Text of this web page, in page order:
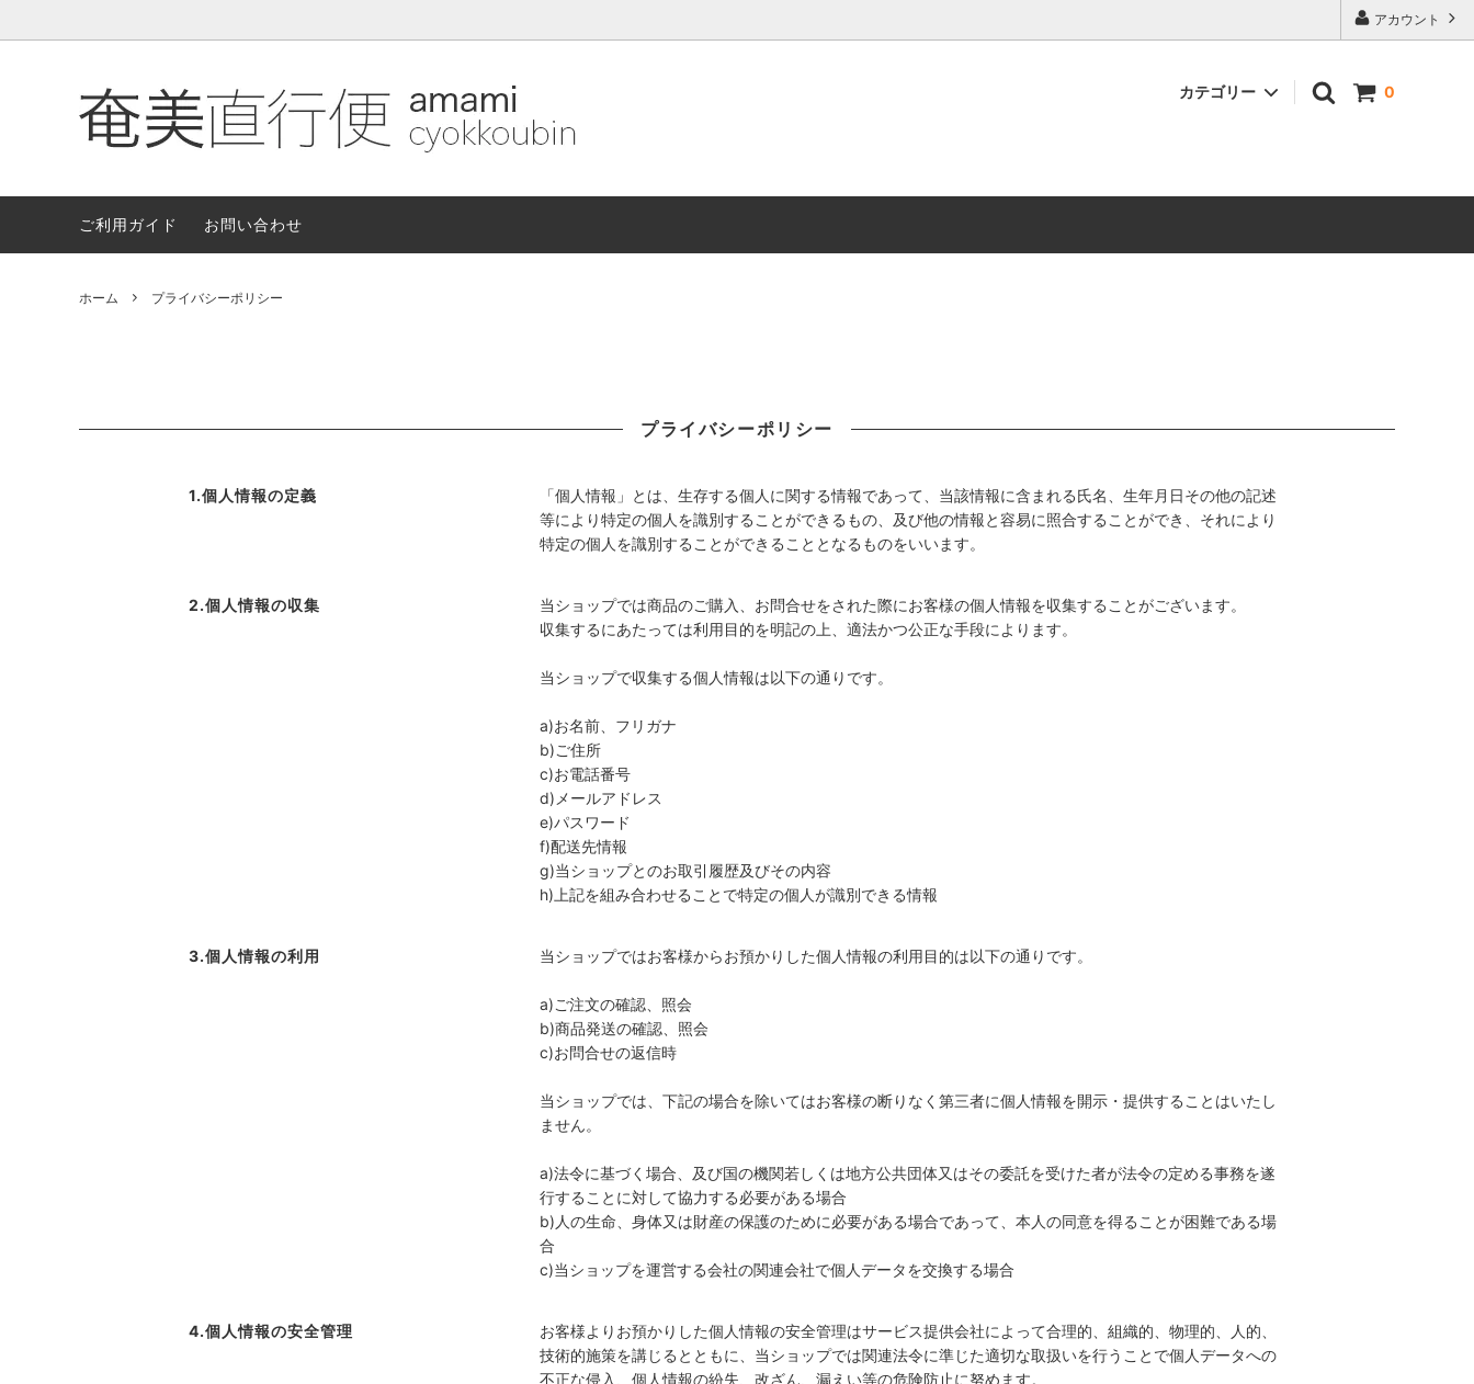
アカウント
0
カテゴリー
ご利用ガイド お問い合わせ
ホーム プライバシーポリシー
プライバシーポリシー
1.個人情報の定義
「個人情報」とは、生存する個人に関する情報であって、当該情報に含まれる氏名、生年月日その他の記述
等により特定の個人を識別することができるもの、及び他の情報と容易に照合することができ、それにより
特定の個人を識別することができることとなるものをいいます。
2.個人情報の収集
当ショップでは商品のご購入、お問合せをされた際にお客様の個人情報を収集することがございます。
収集するにあたっては利用目的を明記の上、適法かつ公正な手段によります。
当ショップで収集する個人情報は以下の通りです。
a)お名前、フリガナ
b)ご住所
c)お電話番号
d)メールアドレス
e)パスワード
f)配送先情報
g)当ショップとのお取引履歴及びその内容
h)上記を組み合わせることで特定の個人が識別できる情報
3.個人情報の利用 当ショップではお客様からお預かりした個人情報の利用目的は以下の通りです。
a)ご注文の確認、照会
b)商品発送の確認、照会
c)お問合せの返信時
当ショップでは、下記の場合を除いてはお客様の断りなく第三者に個人情報を開示・提供することはいたし
ません。
a)法令に基づく場合、及び国の機関若しくは地方公共団体又はその委託を受けた者が法令の定める事務を遂
行することに対して協力する必要がある場合
b)人の生命、身体又は財産の保護のために必要がある場合であって、本人の同意を得ることが困難である場
合
c)当ショップを運営する会社の関連会社で個人データを交換する場合
4.個人情報の安全管理
お客様よりお預かりした個人情報の安全管理はサービス提供会社によって合理的、組織的、物理的、人的、
技術的施策を講じるとともに、当ショップでは関連法令に準じた適切な取扱いを行うことで個人データへの
不正な侵入、個人情報の紛失、改ざん、漏えい等の危険防止に努めます。